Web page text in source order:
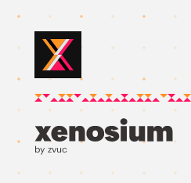
by zvuc